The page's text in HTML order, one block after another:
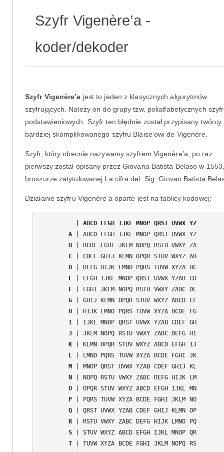
Szyfr Vigenère’a -
koder/dekoder
Szyfr Vigenère’a jest to jeden z klasycznych algorytmów
szyfrujących. Należy on do grupy tzw. polialfabetycznych
podstawieniowych. Szyfr ten błędnie został przypisany twórcy
bardziej skomplikowanego szyfru Blaise’owi de Vigenère.
Szyfr, który obecnie nazywamy szyfrem Vigenère’a, po raz
pierwszy został opisany przez Giovana Batista Belaso w
broszurze zatytułowanej La cifra del. Sig. Giovan Batista
Działanie szyfru Vigenère’a oparte jest na tablicy kodowej:
   | ABCD EFGH IJKL MNOP QRST UVWX YZ
A
| ABCD EFGH IJKL MNOP QRST UVWX YZ
B
| BCDE FGHI JKLM NOPQ RSTU VWXY ZA
C
| CDEF GHIJ KLMN OPQR STUV WXYZ AB
D
| DEFG HIJK LMNO PQRS TUVW XYZA BC
E
| EFGH IJKL MNOP QRST UVWX YZAB CD
F
| FGHI JKLM NOPQ RSTU VWXY ZABC DE
G
| GHIJ KLMN OPQR STUV WXYZ ABCD EF
H
| HIJK LMNO PQRS TUVW XYZA BCDE FG
I
J
K
L
| LMNO PQRS TUVW XYZA BCDE FGHI JK
M
| MNOP QRST UVWX YZAB CDEF GHIJ KL
N
O
P
| PQRS TUVW XYZA BCDE FGHI JKLM NO
Q
| QRST UVWX YZAB CDEF GHIJ KLMN OP
R
| RSTU VWXY ZABC DEFG HIJK LMNO PQ
S
| STUV WXYZ ABCD EFGH IJKL MNOP QR
T
| TUVW XYZA BCDE FGHI JKLM NOPQ RS